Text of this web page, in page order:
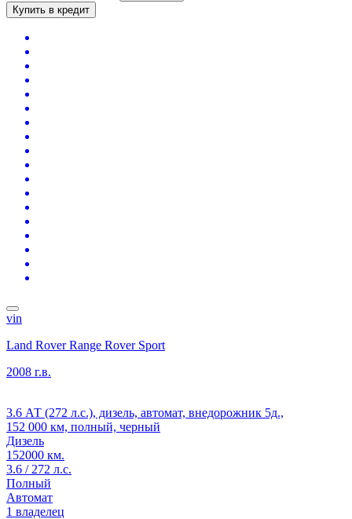
Купить в кредит
vin
Land Rover Range Rover Sport
2008 г.в.
3.6 АТ (272 л.с.), дизель, автомат, внедорожник 5д.,
152 000 км, полный, черный
Дизель
152000 км.
3.6 / 272 л.с.
Полный
Автомат
1 владелец